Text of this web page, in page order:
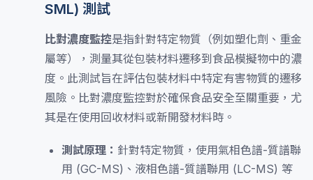
SML) 測試
比對濃度監控是指針對特定物質（例如塑化劑、重金
屬等），測量其從包裝材料遷移到食品模擬物中的濃
度。此測試旨在評估包裝材料中特定有害物質的遷移
風險。比對濃度監控對於確保食品安全至關重要，尤
其是在使用回收材料或新開發材料時。
測試原理： 針對特定物質，使用氣相色譜-質譜聯
用 (GC-MS)、液相色譜-質譜聯用 (LC-MS) 等